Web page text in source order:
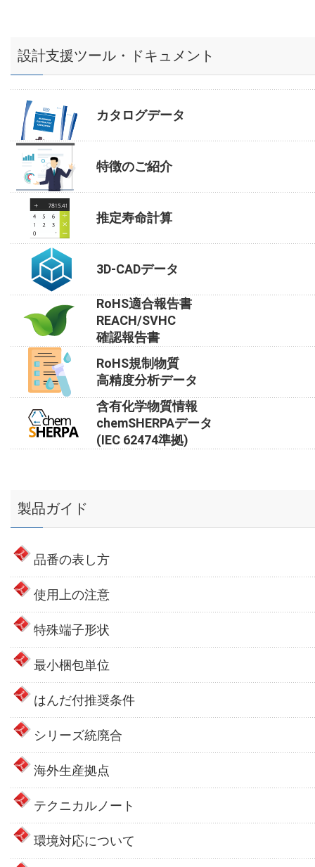
設計支援ツール・ドキュメント
カタログデータ
特徴のご紹介
推定寿命計算
3D-CADデータ
RoHS適合報告書
REACH/SVHC
確認報告書
RoHS規制物質
高精度分析データ
含有化学物質情報
chemSHERPAデータ
(IEC 62474準拠)
製品ガイド
品番の表し方
使用上の注意
特殊端子形状
最小梱包単位
はんだ付推奨条件
シリーズ統廃合
海外生産拠点
テクニカルノート
環境対応について